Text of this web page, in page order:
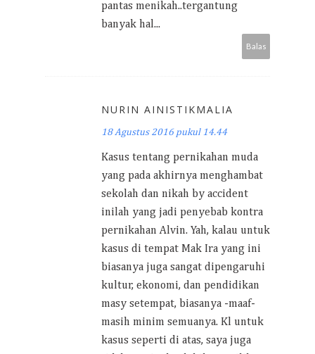
pantas menikah..tergantung
banyak hal...
Balas
NURIN AINISTIKMALIA
18 Agustus 2016 pukul 14.44
Kasus tentang pernikahan muda
yang pada akhirnya menghambat
sekolah dan nikah by accident
inilah yang jadi penyebab kontra
pernikahan Alvin. Yah, kalau untuk
kasus di tempat Mak Ira yang ini
biasanya juga sangat dipengaruhi
kultur, ekonomi, dan pendidikan
masy setempat, biasanya -maaf-
masih minim semuanya. Kl untuk
kasus seperti di atas, saya juga